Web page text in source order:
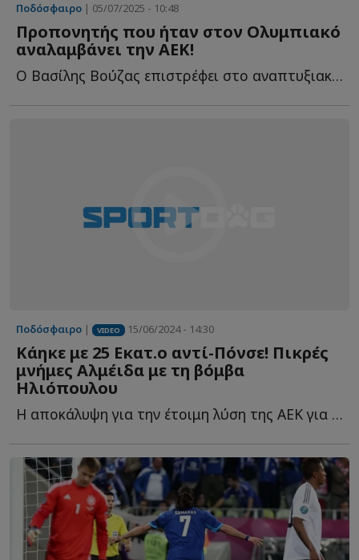
Ποδόσφαιρο | 05/07/2025 - 10:48
Προπονητής που ήταν στον Ολυμπιακό
αναλαμβάνει την ΑΕΚ!
Ο Βασίλης Βούζας επιστρέφει στο αναπτυξιακό ποδόσφαιρο τ...
Ποδόσφαιρο | VIDEO 15/06/2024 - 14:30
Κάηκε με 25 Εκατ.ο αντί-Πόνσε! Πικρές
μνήμες Αλμέιδα με τη βόμβα
Ηλιόπουλου
Η αποκάλυψη για την έτοιμη λύση της ΑΕΚ για τον αντικαταστάτη τ...